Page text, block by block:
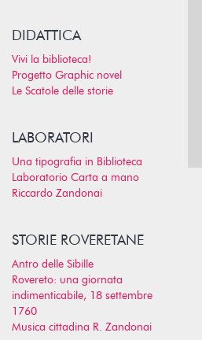
DIDATTICA
Vivi la biblioteca!
Progetto Graphic novel
Le Scatole delle storie
LABORATORI
Una tipografia in Biblioteca
Laboratorio Carta a mano
Riccardo Zandonai
STORIE ROVERETANE
Antro delle Sibille
Rovereto: una giornata
indimenticabile, 18 settembre
1760
Musica cittadina R. Zandonai